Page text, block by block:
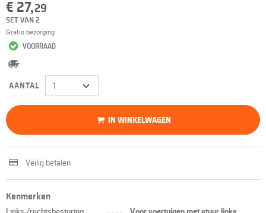
€ 27,29
SET VAN 2
Gratis bezorging
VOORRAAD
AANTAL
IN WINKELWAGEN
Veilig betalen
Kenmerken